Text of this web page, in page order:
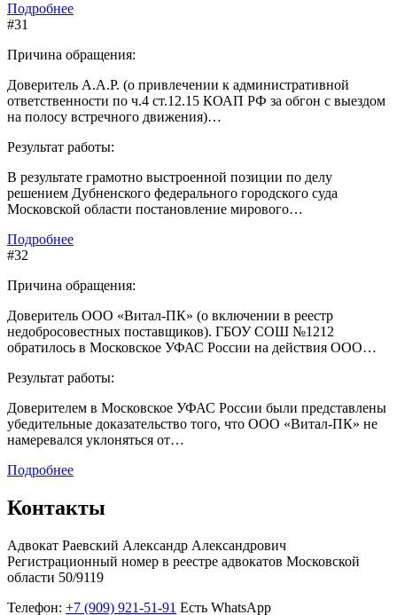
Подробнее
#31
Причина обращения:
Доверитель А.А.Р. (о привлечении к административной
ответственности по ч.4 ст.12.15 КОАП РФ за обгон с выездом
на полосу встречного движения)…
Результат работы:
В результате грамотно выстроенной позиции по делу
решением Дубненского федерального городского суда
Московской области постановление мирового…
Подробнее
#32
Причина обращения:
Доверитель ООО «Витал-ПК» (о включении в реестр
недобросовестных поставщиков). ГБОУ СОШ №1212
обратилось в Московское УФАС России на действия ООО…
Результат работы:
Доверителем в Московское УФАС России были представлены
убедительные доказательство того, что ООО «Витал-ПК» не
намеревался уклоняться от…
Подробнее
Контакты
Адвокат Раевский Александр Александрович
Регистрационный номер в реестре адвокатов Московской
области 50/9119
Телефон: +7 (909) 921-51-91 Есть WhatsApp